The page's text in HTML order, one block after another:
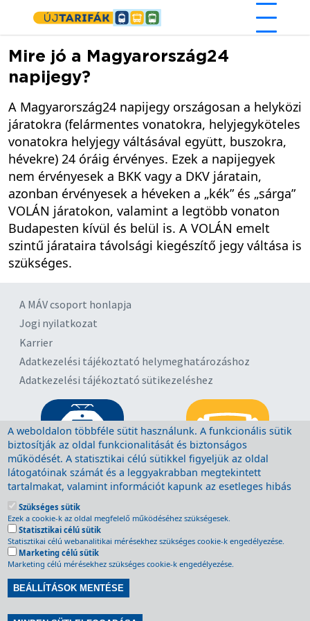
Ugrás a tartalomra
Mire jó a Magyarország24
napijegy?
A Magyarország24 napijegy országosan a helyközi
járatokra (felármentes vonatokra, helyjegyköteles
vonatokra helyjegy váltásával együtt, buszokra,
hévekre) 24 óráig érvényes. Ezek a napijegyek
nem érvényesek a BKK vagy a DKV járatain,
azonban érvényesek a héveken a „kék” és „sárga”
VOLÁN járatokon, valamint a legtöbb vonaton
Budapesten kívül és belül is. A VOLÁN emelt
szintű járataira távolsági kiegészítő jegy váltása is
szükséges.
A MÁV csoport honlapja
Jogi nyilatkozat
Karrier
Adatkezelési tájékoztató helymeghatározáshoz
Adatkezelési tájékoztató sütikezeléshez
A weboldalon többféle sütit használunk. A funkcionális sütik
biztosítják az oldal funkcionalitását és biztonságos
működését. A statisztikai célú sütikkel figyeljük az oldal
látogatóinak számát és a leggyakrabban megtekintett
tartalmakat, valamint információt kapunk az esetleges hibás
működésről. A sütik törlésére a böngésző megfelelő
menüpontjában van lehetőség, további segítség a böngésző
súgójában található. A sütik törlését minden, Ön által használt
böngészőn kell végrehajtani. A funkcionális sütik törlése után
a weboldal bizonyos funkciói nem, vagy csak korlátozottan
fognak működni. A „Beállítások mentése” gombra kattintva
Ön tudomásul veszi, hogy az oldalon funkcionális sütiket
használunk. A „Beállítások mentése” gomb továbbá
lehetőséget nyújt a statisztikai célú sütik bekapcsolására is.
Szükséges sütik
Ezek a cookie-k az oldal megfelelő működéséhez szükségesek.
Statisztikai célú sütik
Statisztikai célú webanalitikai mérésekhez szükséges cookie-k engedélyezése.
Marketing célú sütik
Marketing célú mérésekhez szükséges cookie-k engedélyezése.
BEÁLLÍTÁSOK MENTÉSE